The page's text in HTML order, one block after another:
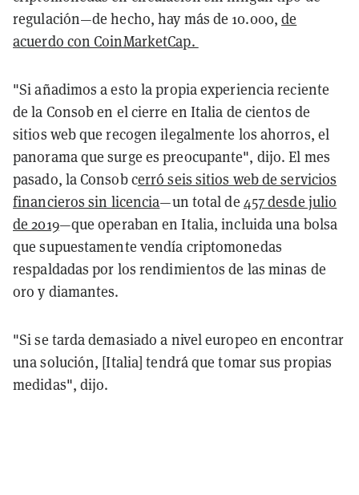
regulación—de hecho, hay más de 10.000,de
acuerdo con CoinMarketCap.
"Si añadimos a esto la propia experiencia reciente
de la Consob en el cierre en Italia de cientos de
sitios web que recogen ilegalmente los ahorros, el
panorama que surge es preocupante", dijo. El mes
pasado, la Consob cerró seis sitios web de servicios
financieros sin licencia—un total de 457 desde julio
de 2019—que operaban en Italia, incluida una bolsa
que supuestamente vendía criptomonedas
respaldadas por los rendimientos de las minas de
oro y diamantes.
"Si se tarda demasiado a nivel europeo en encontrar
una solución, [Italia] tendrá que tomar sus propias
medidas", dijo.